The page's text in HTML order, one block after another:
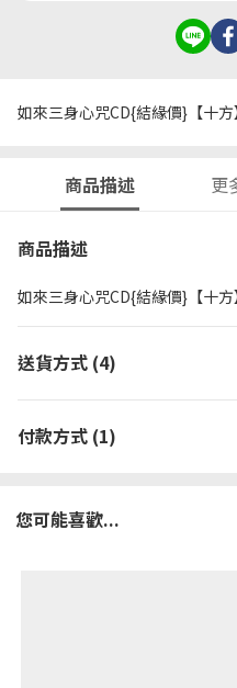
如來三身心咒CD{結緣價}【十
商品描述 更
商品描述
如來三身心咒CD{結緣價}【十
送貨方式 (4)
付款方式 (1)
您可能喜歡...